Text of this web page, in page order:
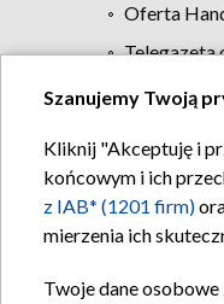
Oferta
Telegazeta
Szanujemy Twoją
Kliknij "Akceptuję i
końcowym i ich
z IAB* (1201 firm)
mierzenia ich
Twoje dane